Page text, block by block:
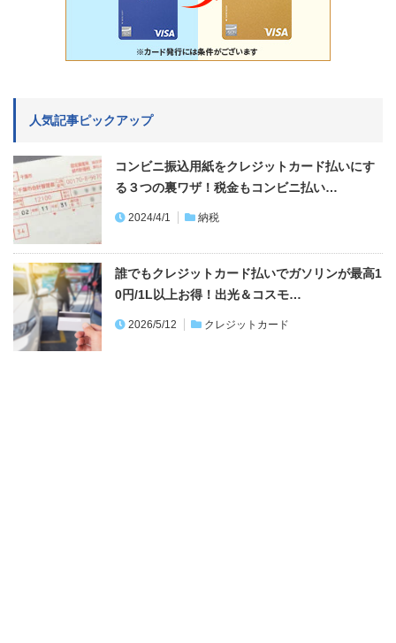
人気記事ピックアップ
コンビニ振込用紙をクレジットカード払いにす
る３つの裏ワザ！税金もコンビニ払い…
2024/4/1 納税
誰でもクレジットカード払いでガソリンが最高1
0円/1L以上お得！出光＆コスモ…
2026/5/12 クレジットカード